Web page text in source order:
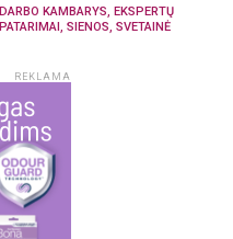
DARBO KAMBARYS, EKSPERTŲ
PATARIMAI , SIENOS, SVETAINĖ
REKLAMA